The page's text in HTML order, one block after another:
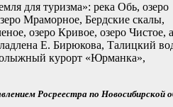
для туризма»: река Обь, озеро
Мраморное, Бердские скалы,
озеро Кривое, озеро Чистое,
Е. Бирюкова, Талицкий
курорт «Юрманка»,
Росреестра по Новосибирской